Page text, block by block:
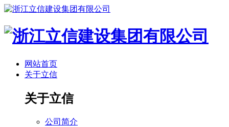
网站首页
关于立信
关于立信
公司简介